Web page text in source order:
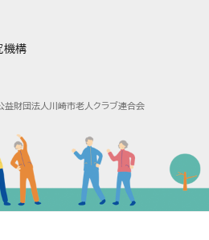
機構
益財団法人川崎市老人クラブ連合会